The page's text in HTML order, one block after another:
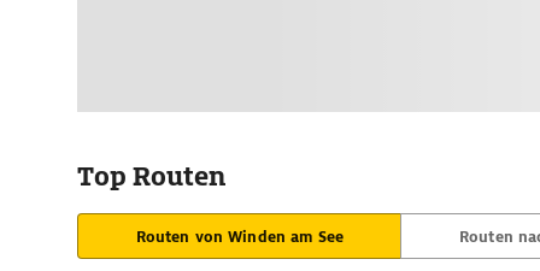
Top Routen
Routen von Winden am See Routen